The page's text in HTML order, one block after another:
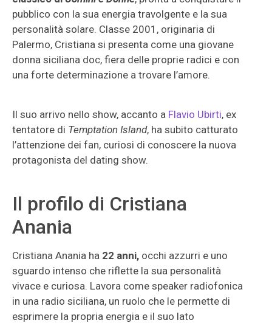
pubblico con la sua energia travolgente e la sua
personalità solare. Classe 2001, originaria di
Palermo, Cristiana si presenta come una giovane
donna siciliana doc, fiera delle proprie radici e con
una forte determinazione a trovare l’amore.
Il suo arrivo nello show, accanto a Flavio Ubirti, ex
tentatore di Temptation Island, ha subito catturato
l’attenzione dei fan, curiosi di conoscere la nuova
protagonista del dating show.
Il profilo di Cristiana
Anania
Cristiana Anania ha 22 anni, occhi azzurri e uno
sguardo intenso che riflette la sua personalità
vivace e curiosa. Lavora come speaker radiofonica
in una radio siciliana, un ruolo che le permette di
esprimere la propria energia e il suo lato